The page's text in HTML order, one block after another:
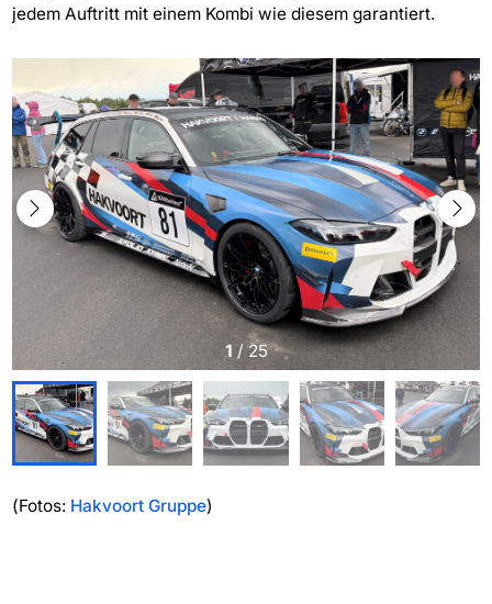
jedem Auftritt mit einem Kombi wie diesem garantiert.
1 /25
(Fotos: Hakvoort Gruppe)